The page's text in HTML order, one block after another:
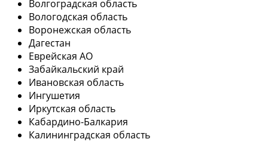
Волгоградская область
Вологодская область
Воронежская область
Дагестан
Еврейская АО
Забайкальский край
Ивановская область
Ингушетия
Иркутская область
Кабардино-Балкария
Калининградская область